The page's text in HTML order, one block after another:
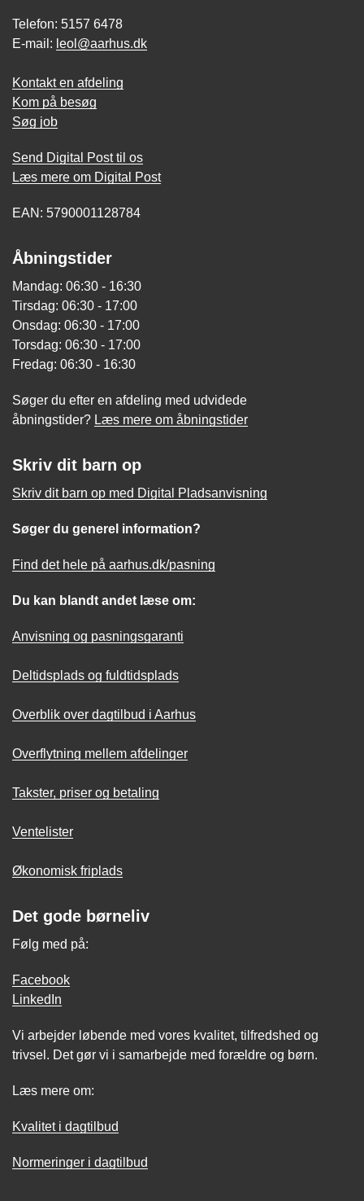
Telefon: 5157 6478
E-mail: leol@aarhus.dk
Kontakt en afdeling
Kom på besøg
Søg job
Send Digital Post til os
Læs mere om Digital Post
EAN: 5790001128784
Åbningstider
Mandag: 06:30 - 16:30
Tirsdag: 06:30 - 17:00
Onsdag: 06:30 - 17:00
Torsdag: 06:30 - 17:00
Fredag: 06:30 - 16:30
Søger du efter en afdeling med udvidede
åbningstider? Læs mere om åbningstider
Skriv dit barn op
Skriv dit barn op med Digital Pladsanvisning
Søger du generel information?
Find det hele på aarhus.dk/pasning
Du kan blandt andet læse om:
Anvisning og pasningsgaranti
Deltidsplads og fuldtidsplads
Overblik over dagtilbud i Aarhus
Overflytning mellem afdelinger
Takster, priser og betaling
Ventelister
Økonomisk friplads
Det gode børneliv
Følg med på:
Facebook
LinkedIn
Vi arbejder løbende med vores kvalitet, tilfredshed og
trivsel. Det gør vi i samarbejde med forældre og børn.
Læs mere om:
Kvalitet i dagtilbud
Normeringer i dagtilbud